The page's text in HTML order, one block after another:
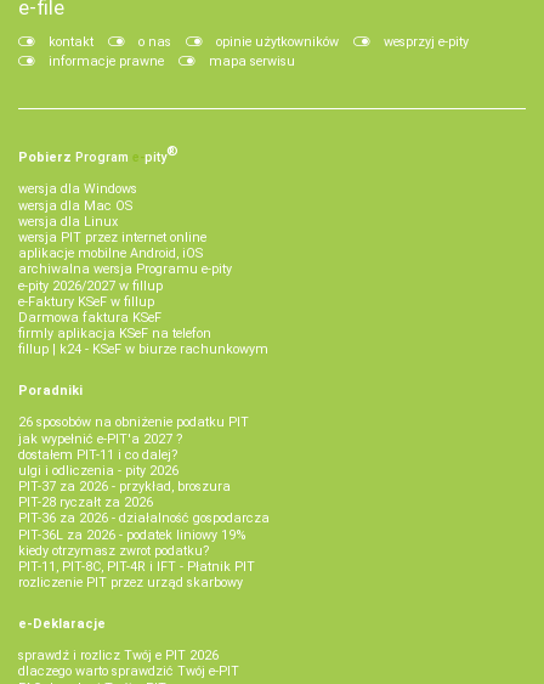
e-file
kontakt o nas opinie użytkowników
wesprzyj e-pity
informacje prawne
mapa serwisu
Pobierz Program e‑pity®
wersja dla Windows
wersja dla Mac OS
wersja dla Linux
wersja PIT przez internet online
aplikacje mobilne Android, iOS
archiwalna wersja Programu e-pity
e-pity 2026/2027 w fillup
e‑Faktury KSeF w fillup
Darmowa faktura KSeF
firmly aplikacja KSeF na telefon
fillup | k24 - KSeF w biurze rachunkowym
Poradniki
26 sposobów na obniżenie podatku PIT
jak wypełnić e-PIT'a 2027 ?
dostałem PIT-11 i co dalej?
ulgi i odliczenia - pity 2026
PIT-37 za 2026 - przykład, broszura
PIT-28 ryczałt za 2026
PIT-36 za 2026 - działalność gospodarcza
PIT-36L za 2026 - podatek liniowy 19%
kiedy otrzymasz zwrot podatku?
PIT-11, PIT-8C, PIT-4R i IFT - Płatnik PIT
rozliczenie PIT przez urząd skarbowy
e-Deklaracje
sprawdź i rozlicz Twój e PIT 2026
dlaczego warto sprawdzić Twój e-PIT